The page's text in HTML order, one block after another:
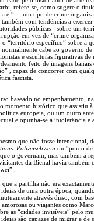
refere-se, como sugere o
é “ ... um tipo de crime
com tendências a
públicas - sobre um
em vez de “crime
o “território específico” sobre a
cabe ao governo de
e esculturas figurativas
feito de imagens banais
, capaz de concorrer com
fascista.
baseado no empenhamento,
momento histórico que assistiu à
europeia, ou um outro
e opunha-se à intolerância e
que não fosse intencional,
: Polizeischwein ou “porco de
o governam, mas também à
da Bienal havia também
.
a partilha não era
de uma outra época,
através disso, com
ou viajantes como
as “cidades invisíveis” pelo
são capazes de migrar e de